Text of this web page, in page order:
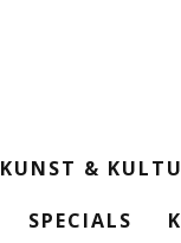
KUNST &
SPECIALS